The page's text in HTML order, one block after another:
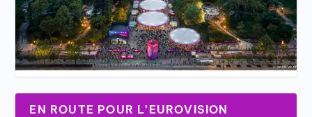
EN ROUTE POUR L’EUROVISION